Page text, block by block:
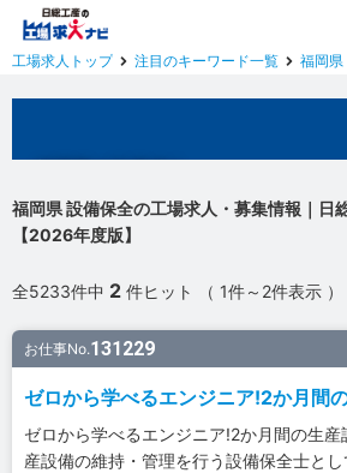
工場求人トップ 注目のキーワード一覧 福岡県
福岡県 設備保全の工場求人・募集情報｜日
【2026年度版】
全5233件中 2 件ヒット （ 1件～2件表示 ）
お仕事No.131229
ゼロから学べるエンジニア!2か月間
ゼロから学べるエンジニア!2か月間の生
産設備の維持・管理を行う設備保全士と